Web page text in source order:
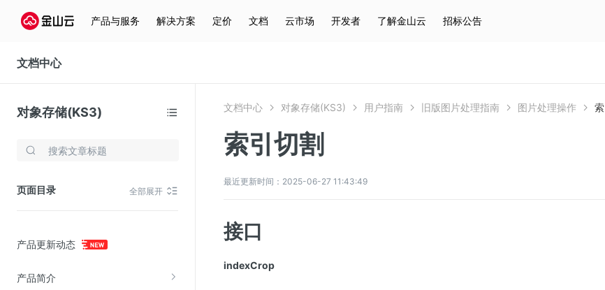
产品与服务 解决方案 定价 文档 云市场 开发者 了解金山云 招标公告
文档中心
对象存储(KS3)
页面目录 全部展开
产品更新动态
产品简介
存储与云分发
云硬盘(EBS)
文档中心 对象存储(KS3) 用户指南 旧版图片处理指南 图片处理操作
索引切割
最近更新时间：2025-06-27 11:43:49
接口
indexCrop